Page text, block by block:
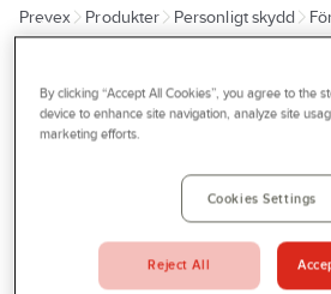
Outlet
Bli kund
Profilshop
Serviceverkstad
Prevex Produkter Personligt skydd
By clicking “Accept All Cookies”, you agree to the
device to enhance site navigation, analyze site
marketing efforts.
Cookies Settings
Reject All